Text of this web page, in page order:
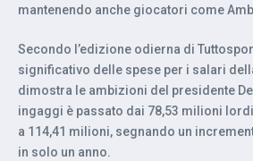
mantenendo anche giocatori come
Secondo l’edizione odierna di
significativo delle spese per i salari
dimostra le ambizioni del presidente
ingaggi è passato dai 78,53 milioni
a 114,41 milioni, segnando un
in solo un anno.